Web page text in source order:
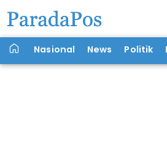
Nasional News Politik